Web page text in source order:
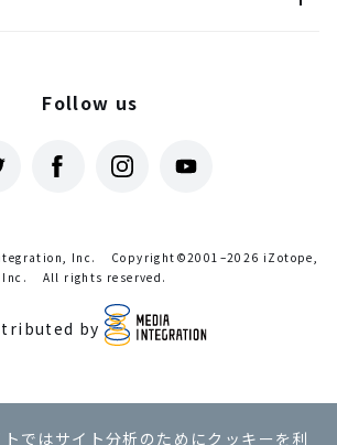
Follow us
Inc.
Copyright©2001–2026 iZotope,
Inc.
All rights reserved.
by
ではサイト分析のためにクッキーを利